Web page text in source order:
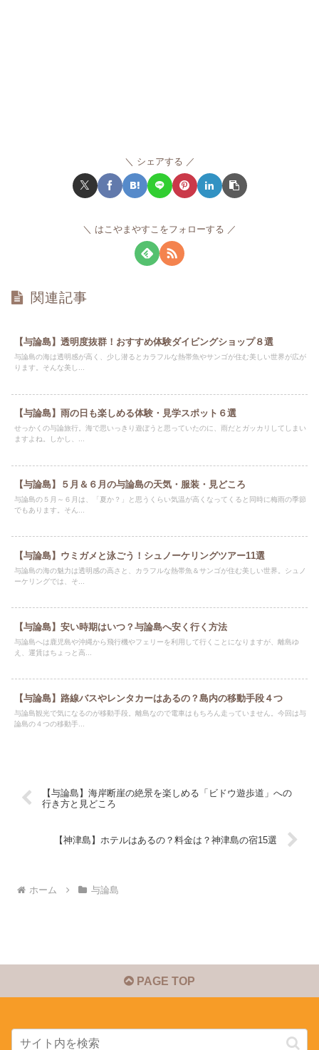
シェアする
はこやまやすこをフォローする
関連記事
【与論島】透明度抜群！おすすめ体験ダイビングショップ８選
与論島の海は透明感が高く、少し潜るとカラフルな熱帯魚やサンゴが住む美しい世界が広が
ります。そんな美し...
【与論島】雨の日も楽しめる体験・見学スポット６選
せっかくの与論旅行。海で思いっきり遊ぼうと思っていたのに、雨だとガッカリしてしまい
ますよね。しかし、...
【与論島】５月＆６月の与論島の天気・服装・見どころ
与論島の５月～６月は、「夏か？」と思うくらい気温が高くなってくると同時に梅雨の季節
でもあります。そん...
【与論島】ウミガメと泳ごう！シュノーケリングツアー11選
与論島の海の魅力は透明感の高さと、カラフルな熱帯魚＆サンゴが住む美しい世界。シュノ
ーケリングでは、そ...
【与論島】安い時期はいつ？与論島へ安く行く方法
与論島へは鹿児島や沖縄から飛行機やフェリーを利用して行くことになりますが、離島ゆ
え、運賃はちょっと高...
【与論島】路線バスやレンタカーはあるの？島内の移動手段４つ
与論島観光で気になるのが移動手段。離島なので電車はもちろん走っていません。今回は与
論島の４つの移動手...
【与論島】海岸断崖の絶景を楽しめる「ビドウ遊歩道」への
行き方と見どころ
【神津島】ホテルはあるの？料金は？神津島の宿15選
ホーム 与論島
PAGE TOP